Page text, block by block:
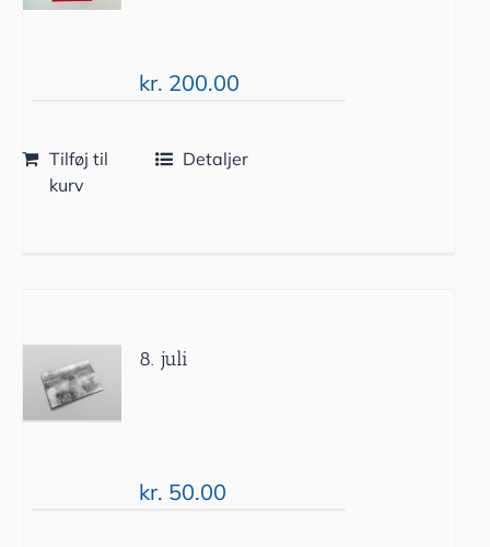
kr. 200.00
Tilføj til
kurv
Detaljer
8. juli
kr. 50.00